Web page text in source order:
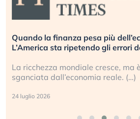
Quando la finanza pesa più
L’America sta ripetendo gli errori
La ricchezza mondiale cresce, ma
sganciata dall’economia reale. (…)
24 luglio 2026